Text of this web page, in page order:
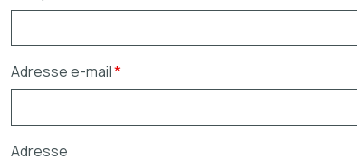
Adresse e-mail*
Adresse